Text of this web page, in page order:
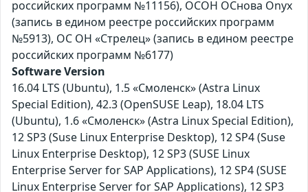
российских программ №11156), ОСОН ОСнова Оnyx
(запись в едином реестре российских программ
№5913), ОС ОН «Стрелец» (запись в едином реестре
российских программ №6177)
Software Version
16.04 LTS (Ubuntu), 1.5 «Смоленск» (Astra Linux
Special Edition), 42.3 (OpenSUSE Leap), 18.04 LTS
(Ubuntu), 1.6 «Смоленск» (Astra Linux Special Edition),
12 SP3 (Suse Linux Enterprise Desktop), 12 SP4 (Suse
Linux Enterprise Desktop), 12 SP3 (SUSE Linux
Enterprise Server for SAP Applications), 12 SP4 (SUSE
Linux Enterprise Server for SAP Applications), 12 SP3